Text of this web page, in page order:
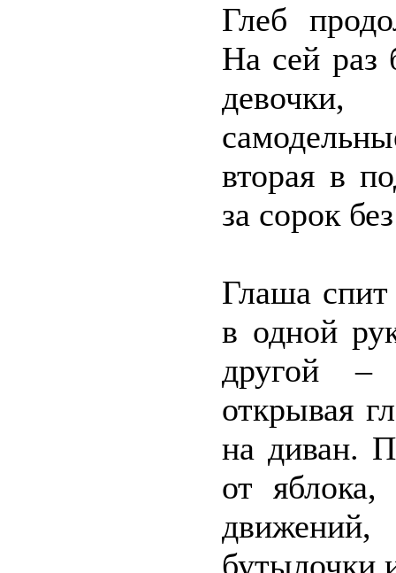
Глеб
На сей раз
вторая в
за сорок
Глаша
в одной
другой –
открывая
на диван.
от яблока,
бутылочки